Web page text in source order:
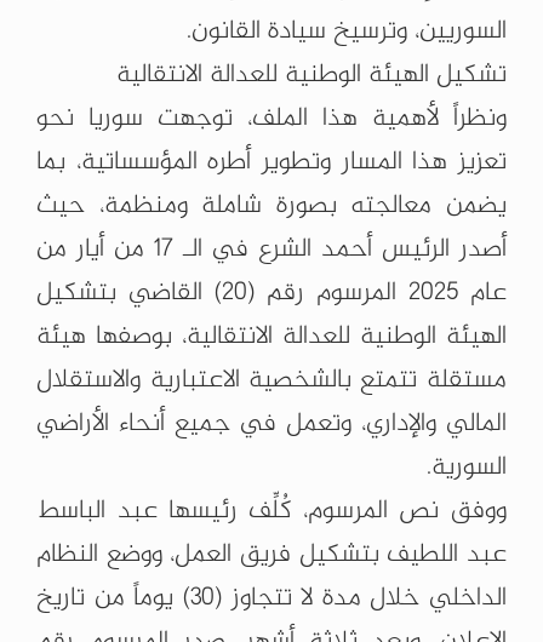
السوريين، وترسيخ سيادة القانون.
تشكيل الهيئة الوطنية للعدالة الانتقالية
ونظراً لأهمية هذا الملف، توجهت سوريا نحو
تعزيز هذا المسار وتطوير أطره المؤسساتية، بما
يضمن معالجته بصورة شاملة ومنظمة، حيث
أصدر الرئيس أحمد الشرع في الـ 17 من أيار من
عام 2025 المرسوم رقم (20) القاضي بتشكيل
الهيئة الوطنية للعدالة الانتقالية، بوصفها هيئة
مستقلة تتمتع بالشخصية الاعتبارية والاستقلال
المالي والإداري، وتعمل في جميع أنحاء الأراضي
السورية.
ووفق نص المرسوم، كُلِّف رئيسها عبد الباسط
عبد اللطيف بتشكيل فريق العمل، ووضع النظام
الداخلي خلال مدة لا تتجاوز (30) يوماً من تاريخ